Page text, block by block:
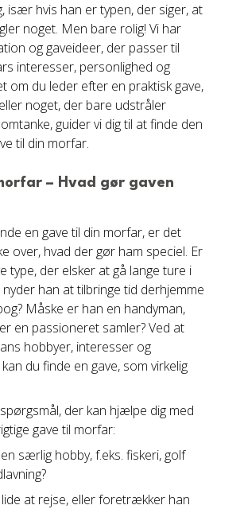
især hvis han er typen, der siger, at
noget. Men bare rolig! Vi har
og gaveideer, der passer til
interesser, personlighed og
om du leder efter en praktisk gave,
noget, der bare udstråler
guider vi dig til at finde den
til din morfar.
– Hvad gør gaven
en gave til din morfar, er det
over, hvad der gør ham speciel. Er
type, der elsker at gå lange ture i
han at tilbringe tid derhjemme
Måske er han en handyman,
en passioneret samler? Ved at
hobbyer, interesser og
du finde en gave, som virkelig
der kan hjælpe dig med
gave til morfar:
særlig hobby, f.eks. fiskeri, golf
lide at rejse, eller foretrækker han